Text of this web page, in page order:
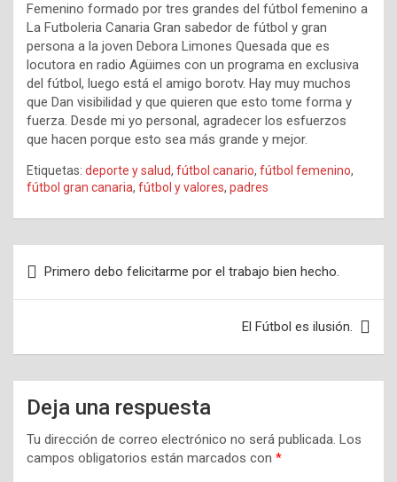
Femenino formado por tres grandes del fútbol femenino a
La Futboleria Canaria Gran sabedor de fútbol y gran
persona a la joven Debora Limones Quesada que es
locutora en radio Agüimes con un programa en exclusiva
del fútbol, luego está el amigo borotv. Hay muy muchos
que Dan visibilidad y que quieren que esto tome forma y
fuerza. Desde mi yo personal, agradecer los esfuerzos
que hacen porque esto sea más grande y mejor.
Etiquetas: deporte y salud, fútbol canario, fútbol femenino,
fútbol gran canaria, fútbol y valores, padres
de
Primero debo felicitarme por el trabajo bien hecho.
El Fútbol es ilusión.
Deja una respuesta
Tu dirección de correo electrónico no será publicada. Los
campos obligatorios están marcados con *